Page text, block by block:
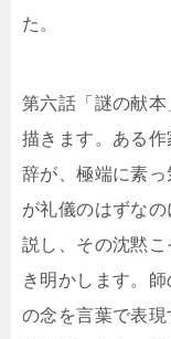
た。
第六話「謎の献
描きます。ある
辞が、極端に素
が礼儀のはずな
説し、その沈黙
き明かします。
の念を言葉で表